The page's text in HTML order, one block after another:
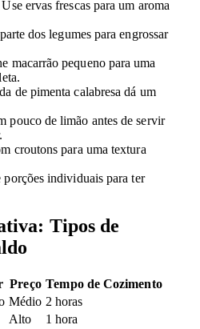
Use ervas frescas para um aroma
dos legumes para engrossar
macarrão pequeno para uma
de pimenta calabresa dá um
pouco de limão antes de servir
croutons para uma textura
porções individuais para ter
Tipos de
Preço Tempo de Cozimento
Médio 2 horas
Alto
1 hora